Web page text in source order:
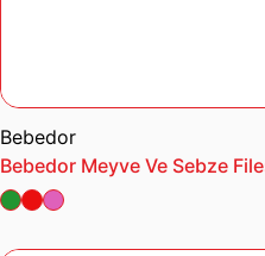
Bebedor
Bebedor Meyve Ve Sebze